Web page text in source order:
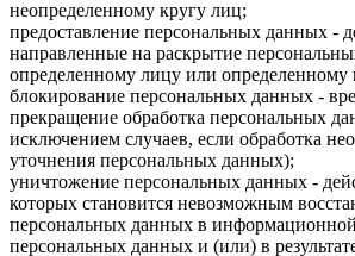
неопределенному кругу лиц;
предоставление персональных данных -
направленные на раскрытие
определенному лицу или определенному
блокирование персональных данных -
прекращение обработка персональных
исключением случаев, если обработка
уточнения персональных данных);
уничтожение персональных данных -
которых становится невозможным
персональных данных в
персональных данных и (или) в